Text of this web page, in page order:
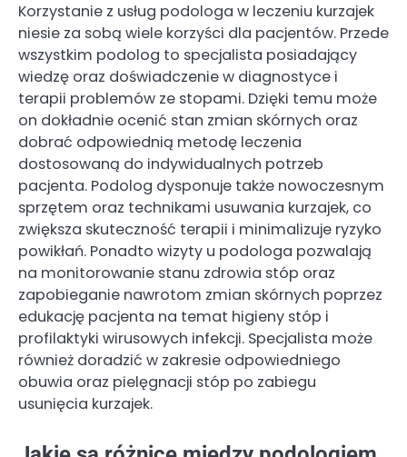
Korzystanie z usług podologa w leczeniu kurzajek
niesie za sobą wiele korzyści dla pacjentów. Przede
wszystkim podolog to specjalista posiadający
wiedzę oraz doświadczenie w diagnostyce i
terapii problemów ze stopami. Dzięki temu może
on dokładnie ocenić stan zmian skórnych oraz
dobrać odpowiednią metodę leczenia
dostosowaną do indywidualnych potrzeb
pacjenta. Podolog dysponuje także nowoczesnym
sprzętem oraz technikami usuwania kurzajek, co
zwiększa skuteczność terapii i minimalizuje ryzyko
powikłań. Ponadto wizyty u podologa pozwalają
na monitorowanie stanu zdrowia stóp oraz
zapobieganie nawrotom zmian skórnych poprzez
edukację pacjenta na temat higieny stóp i
profilaktyki wirusowych infekcji. Specjalista może
również doradzić w zakresie odpowiedniego
obuwia oraz pielęgnacji stóp po zabiegu
usunięcia kurzajek.